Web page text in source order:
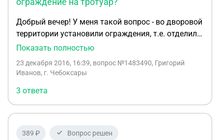
персональных данных из кабинета экспертизы в
наркодиспансер? Вопрос №3 : кому и как писать
жалобу, с ссылкой на какие законы, если всё
вышеперечисленное незаконно?
Добрый вечер! У меня такой вопрос - во дворовой
территории установили ограждения, т.е. отделили
тротуар от проезжей части. Ограждение
части. Вообщем, от края дома у нас газон, потом
принудительного предотвращения заезда
транспортных средств на тротуар, управляющая
компания установила ограждение. Законно ли
Показать полностью
23 декабря 2016, 16:39, вопрос №1483490, Григорий
Иванов, г. Чебоксары
3 ответа
389 ₽ Вопрос решен